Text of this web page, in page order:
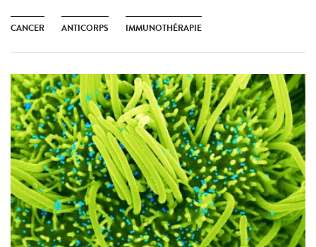
CANCER ANTICORPS IMMUNOTHÉRAPIE